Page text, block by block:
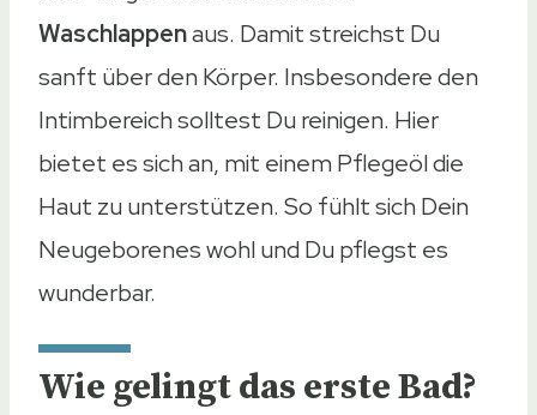
Waschlappenaus. Damit streichst Du
sanft über den Körper. Insbesondere den
Intimbereich solltest Du reinigen. Hier
bietet es sich an, mit einem Pflegeöl die
Haut zu unterstützen. So fühlt sich Dein
Neugeborenes wohl und Du pflegst es
wunderbar.
Wie gelingt das erste Bad?